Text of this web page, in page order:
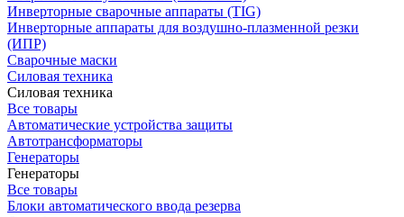
Инверторные сварочные аппараты (TIG)
Инверторные аппараты для воздушно-плазменной резки
(ИПР)
Сварочные маски
Силовая техника
Силовая техника
Все товары
Автоматические устройства защиты
Автотрансформаторы
Генераторы
Генераторы
Все товары
Блоки автоматического ввода резерва